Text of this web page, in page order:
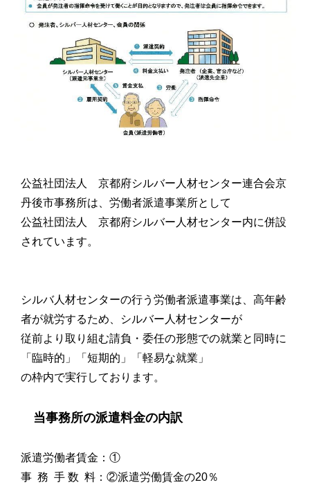
公益社団法人 京都府シルバー人材センター連合会京
丹後市事務所は、労働者派遣事業所として
公益社団法人 京都府シルバー人材センター内に併設
されています。
シルバ人材センターの行う労働者派遣事業は、高年齢
者が就労するため、シルバー人材センターが
従前より取り組む請負・委任の形態での就業と同時に
「臨時的」「短期的」「軽易な就業」
の枠内で実行しております。
当事務所の派遣料金の内訳
派遣労働者賃金：①
事 務 手 数 料：②派遣労働賃金の20％